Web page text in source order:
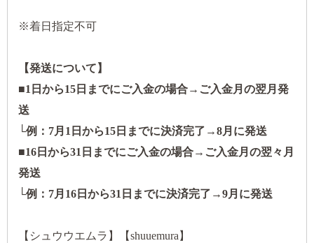
※着日指定不可
【発送について】
■1日から15日までにご入金の場合→ご入金月の翌月発
送
└例：7月1日から15日までに決済完了→8月に発送
■16日から31日までにご入金の場合→ご入金月の翌々月
発送
└例：7月16日から31日までに決済完了→9月に発送
【シュウウエムラ】【shuuemura】